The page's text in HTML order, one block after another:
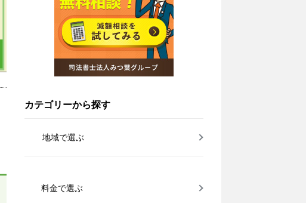
カテゴリーから探す
地域で選ぶ
料金で選ぶ